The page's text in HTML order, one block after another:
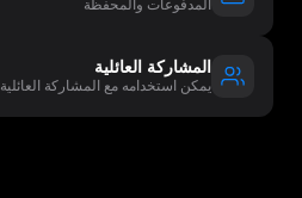
المدفوعات والمحفظة
المشاركة العائلية
يمكن استخدامه مع المشاركة العائلية